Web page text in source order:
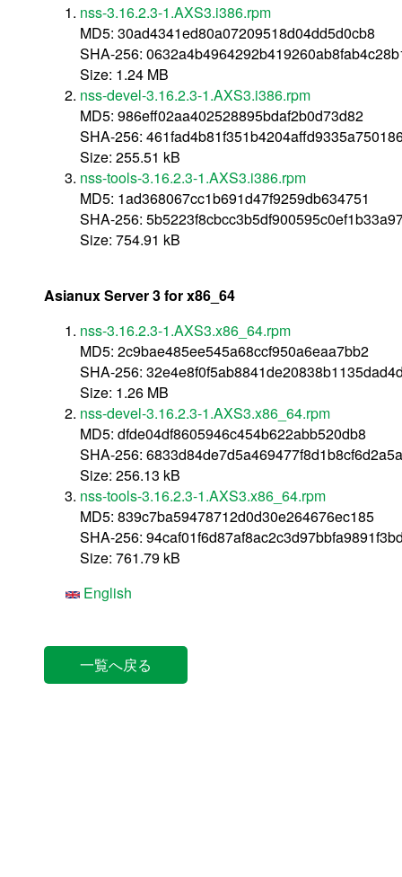
nss-3.16.2.3-1.AXS3.i386.rpm
MD5: 30ad4341ed80a07209518d04dd5d0cb8
SHA-256:
Size: 1.24 MB
nss-devel-3.16.2.3-1.AXS3.i386.rpm
MD5: 986eff02aa402528895bdaf2b0d73d82
SHA-256:
Size: 255.51 kB
nss-tools-3.16.2.3-1.AXS3.i386.rpm
MD5: 1ad368067cc1b691d47f9259db634751
SHA-256:
Size: 754.91 kB
Asianux Server 3 for x86_64
nss-3.16.2.3-1.AXS3.x86_64.rpm
MD5: 2c9bae485ee545a68ccf950a6eaa7bb2
SHA-256:
Size: 1.26 MB
nss-devel-3.16.2.3-1.AXS3.x86_64.rpm
MD5: dfde04df8605946c454b622abb520db8
SHA-256:
Size: 256.13 kB
nss-tools-3.16.2.3-1.AXS3.x86_64.rpm
MD5: 839c7ba59478712d0d30e264676ec185
SHA-256:
Size: 761.79 kB
English
一覧へ戻る